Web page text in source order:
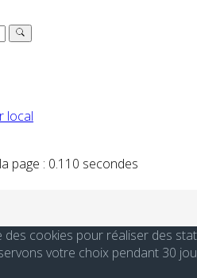
local
page : 0.110 secondes
cookies pour réaliser des
votre choix pendant 30